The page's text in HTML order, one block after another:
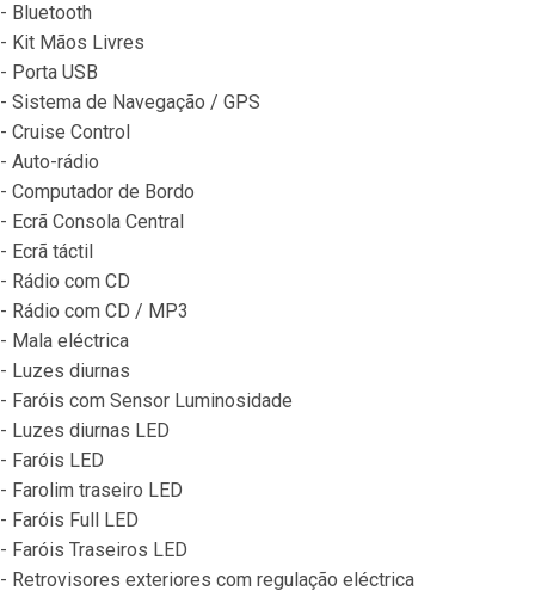
- Bluetooth
- Kit Mãos Livres
- Porta USB
- Sistema de Navegação / GPS
- Cruise Control
- Auto-rádio
- Computador de Bordo
- Ecrã Consola Central
- Ecrã táctil
- Rádio com CD
- Rádio com CD / MP3
- Mala eléctrica
- Luzes diurnas
- Faróis com Sensor Luminosidade
- Luzes diurnas LED
- Faróis LED
- Farolim traseiro LED
- Faróis Full LED
- Faróis Traseiros LED
- Retrovisores exteriores com regulação eléctrica